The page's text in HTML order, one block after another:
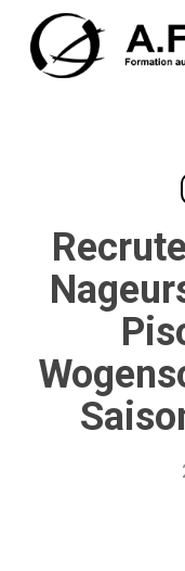
main
content
Panneau de gestion